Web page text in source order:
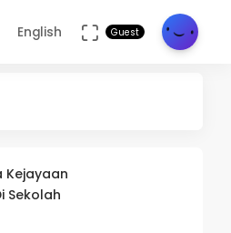
English Guest
Kejayaan
Sekolah